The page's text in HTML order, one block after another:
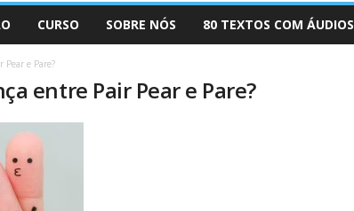
CURSO SOBRE NÓS 80 TEXTOS COM ÁUDIOS
e Pare?
entre Pair Pear e Pare?